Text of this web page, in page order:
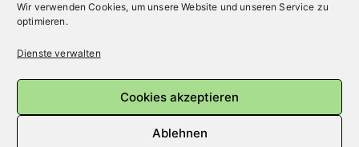
Wir verwenden Cookies, um unsere Website und unseren Service zu
optimieren.
Dienste verwalten
Cookies akzeptieren
Ablehnen
Ich stimme zu